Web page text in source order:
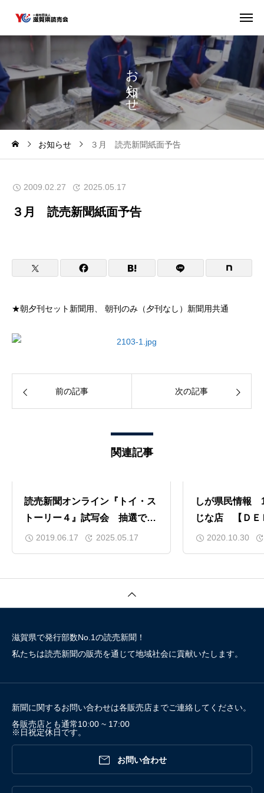
お
ら
せ
お知らせ ３月 読売新聞紙面予告
2009.02.27 2025.05.17
３月 読売新聞紙面予告
★朝夕刊セット新聞用、 朝刊のみ（夕刊なし）新聞用共通
前の記事 次の記事
関連記事
読売新聞オンライン『トイ・ス
トーリー４』試写会 抽選で２
０００名ご招待！！
2019.06.17 2025.05.17
しが県民情報
じな店 【Ｄ
ベッソ（甲賀）
2020.10.30
滋賀県で発行部数No.1の読売新聞！
私たちは読売新聞の販売を通じて地域社会に貢献いたします。
新聞に関するお問い合わせは各販売店までご連絡してください。
各販売店とも通常10:00 ~ 17:00
※日祝定休日です。
 お問い合わせ